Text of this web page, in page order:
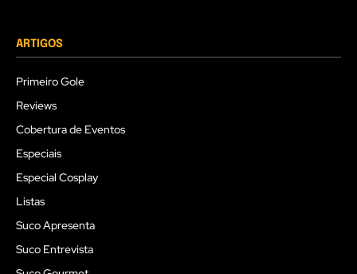
ARTIGOS
Primeiro Gole
Reviews
Cobertura de Eventos
Especiais
Especial Cosplay
Listas
Suco Apresenta
Suco Entrevista